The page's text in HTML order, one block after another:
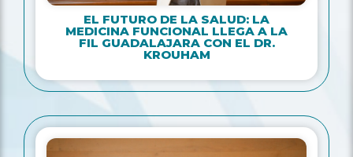
EL FUTURO DE LA SALUD: LA
MEDICINA FUNCIONAL LLEGA A LA
FIL GUADALAJARA CON EL DR.
KROUHAM